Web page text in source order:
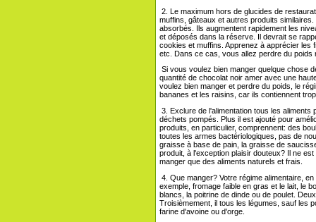
2. Le maximum hors de glucides de
muffins, gâteaux et autres produits
absorbés. Ils augmentent rapidement les
et déposés dans la réserve. Il devrait se
cookies et muffins. Apprenez à apprécier les
etc. Dans ce cas, vous allez perdre du poids
Si vous voulez bien manger quelque chose
quantité de chocolat noir amer avec une
voulez bien manger et perdre du poids, le
bananes et les raisins, car ils contiennent
3. Exclure de l'alimentation tous les
déchets pompés. Plus il est ajouté pour
produits, en particulier, comprennent: des
toutes les armes bactériologiques, pas de
graisse à base de pain, la graisse de
produit, à l'exception plaisir douteux? Il ne
manger que des aliments naturels et frais.
4. Que manger? Votre régime alimentaire,
exemple, fromage faible en gras et le lait, le
blancs, la poitrine de dinde ou de poulet.
Troisièmement, il tous les légumes, sauf les
farine d'avoine ou d'orge.